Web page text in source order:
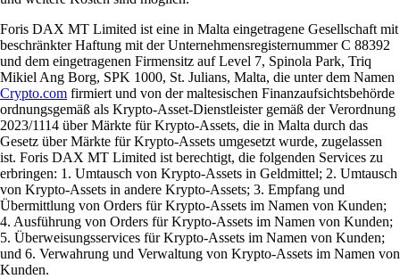
Foris DAX MT Limited ist eine in Malta eingetragene Gesellschaft mit
beschränkter Haftung mit der Unternehmensregisternummer C 88392
und dem eingetragenen Firmensitz auf Level 7, Spinola Park, Triq
Mikiel Ang Borg, SPK 1000, St. Julians, Malta, die unter dem Namen
Crypto.com firmiert und von der maltesischen Finanzaufsichtsbehörde
ordnungsgemäß als Krypto-Asset-Dienstleister gemäß der Verordnung
2023/1114 über Märkte für Krypto-Assets, die in Malta durch das
Gesetz über Märkte für Krypto-Assets umgesetzt wurde, zugelassen
ist. Foris DAX MT Limited ist berechtigt, die folgenden Services zu
erbringen: 1. Umtausch von Krypto-Assets in Geldmittel; 2. Umtausch
von Krypto-Assets in andere Krypto-Assets; 3. Empfang und
Übermittlung von Orders für Krypto-Assets im Namen von Kunden;
4. Ausführung von Orders für Krypto-Assets im Namen von Kunden;
5. Überweisungsservices für Krypto-Assets im Namen von Kunden;
und 6. Verwahrung und Verwaltung von Krypto-Assets im Namen von
Kunden.